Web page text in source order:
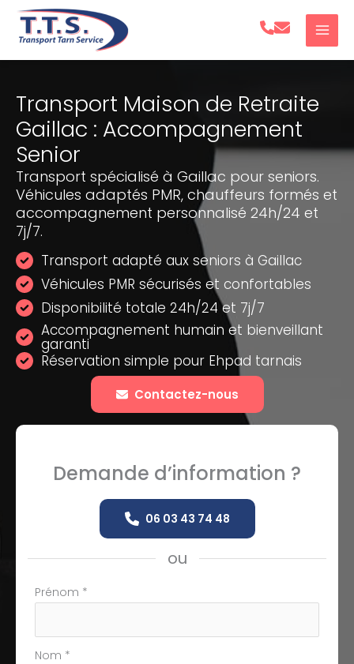
Aller
Transport Maison de Retraite
Gaillac : Accompagnement
Senior
Transport spécialisé à Gaillac pour seniors.
Véhicules adaptés PMR, chauffeurs formés et
accompagnement personnalisé 24h/24 et
7j/7.
Transport adapté aux seniors à Gaillac
Véhicules PMR sécurisés et confortables
Disponibilité totale 24h/24 et 7j/7
Accompagnement humain et bienveillant
garanti
Réservation simple pour Ehpad tarnais
Contactez-nous
Demande d’information ?
06 03 43 74 48
ou
Formulaire
téléphone
Prénom *
Nom *